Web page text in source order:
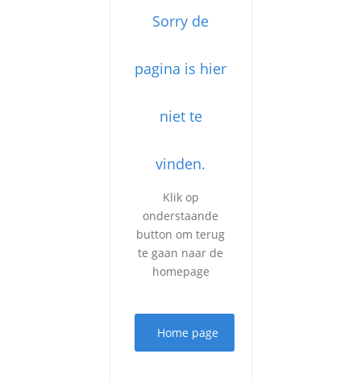
Sorry de
pagina is hier
niet te
vinden.
Klik op
onderstaande
button om terug
te gaan naar de
homepage
Home page